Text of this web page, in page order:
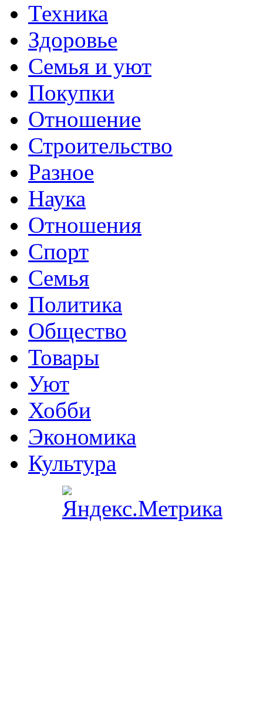
Техника
Здоровье
Семья и уют
Покупки
Отношение
Строительство
Разное
Наука
Отношения
Спорт
Семья
Политика
Общество
Товары
Уют
Хобби
Экономика
Культура